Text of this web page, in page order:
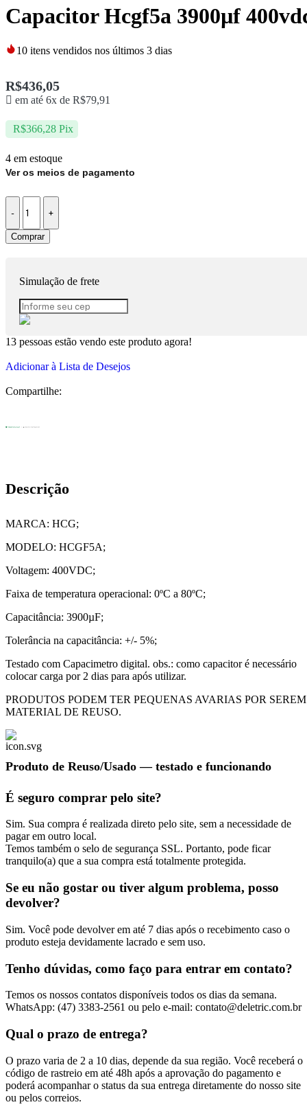
Capacitor Hcgf5a 3900µf
10 itens vendidos nos últimos 3 dias
R$436,05
em até 6x de R$79,91
R$366,28 Pix
4 em estoque
Ver os meios de pagamento
Comprar
Simulação de frete
13 pessoas estão vendo este produto agora!
Adicionar à Lista de Desejos
Compartilhe:
Descrição
MARCA: HCG;
MODELO: HCGF5A;
Voltagem: 400VDC;
Faixa de temperatura operacional: 0ºC a 80ºC;
Capacitância: 3900µF;
Tolerância na capacitância: +/- 5%;
Testado com Capacimetro digital. obs.: como capacitor é necessário
colocar carga por 2 dias para após utilizar.
PRODUTOS PODEM TER PEQUENAS AVARIAS POR SEREM
MATERIAL DE REUSO.
Produto de Reuso/Usado — testado e funcionando
É seguro comprar pelo site?
Sim. Sua compra é realizada direto pelo site, sem a necessidade de
pagar em outro local.
Temos também o selo de segurança SSL. Portanto, pode ficar
tranquilo(a) que a sua compra está totalmente protegida.
Se eu não gostar ou tiver algum problema, posso
devolver?
Sim. Você pode devolver em até 7 dias após o recebimento caso o
produto esteja devidamente lacrado e sem uso.
Tenho dúvidas, como faço para entrar em contato?
Temos os nossos contatos disponíveis todos os dias da semana.
WhatsApp: (47) 3383-2561 ou pelo e-mail: contato@deletric.com.br
Qual o prazo de entrega?
O prazo varia de 2 a 10 dias, depende da sua região. Você receberá o
código de rastreio em até 48h após a aprovação do pagamento e
poderá acompanhar o status da sua entrega diretamente do nosso site
ou pelos correios.